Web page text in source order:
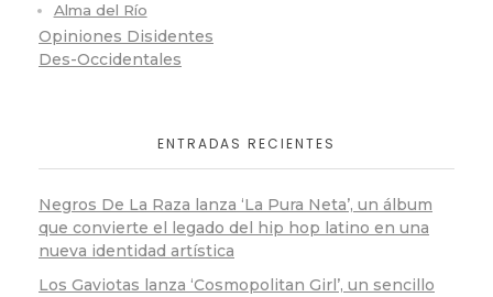
Alma del Río
Opiniones Disidentes
Des-Occidentales
ENTRADAS RECIENTES
Negros De La Raza lanza ‘La Pura Neta’, un álbum
que convierte el legado del hip hop latino en una
nueva identidad artística
Los Gaviotas lanza ‘Cosmopolitan Girl’, un sencillo